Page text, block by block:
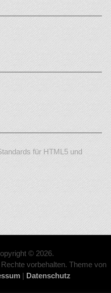
für HTML5 und
© 2026.
vorbehalten. Theme von
| Datenschutz